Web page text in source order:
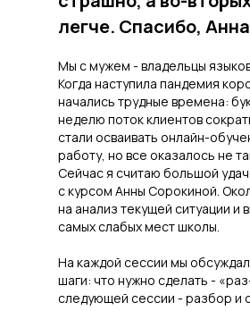
легче. Спасибо,
Мы с мужем - владельцы
Когда наступила пандемия
начались трудные времена:
неделю поток клиентов
стали осваивать онлайн-
работу, но все оказалось не
Сейчас я считаю большой
с курсом Анны Сорокиной.
на анализ текущей ситуации и
самых слабых мест школы.
На каждой сессии мы
шаги: что нужно сделать -
следующей сессии - разбор и
Мы — единственная компания в
продаж, чьяэкспертность
подтверждена статусом
Сколково. Это доказывает, что
разработки ALTASALES отвечают
самым высоким стандартам
и эффективности, помогая бизнесу